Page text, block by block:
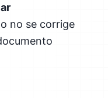
no se corrige